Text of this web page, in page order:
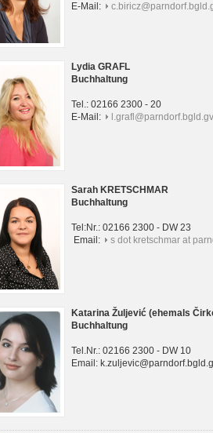
E-Mail:
Lydia GRAFL
Buchhaltung
Tel.: 02166 2300 - 20
E-Mail:
Sarah KRETSCHMAR
Buchhaltung
Tel:Nr.: 02166 2300 - DW 23
Email:
s dot kretschmar at
Katarina Žuljević (ehemals
Buchhaltung
Tel.Nr.: 02166 2300 - DW 10
Email: